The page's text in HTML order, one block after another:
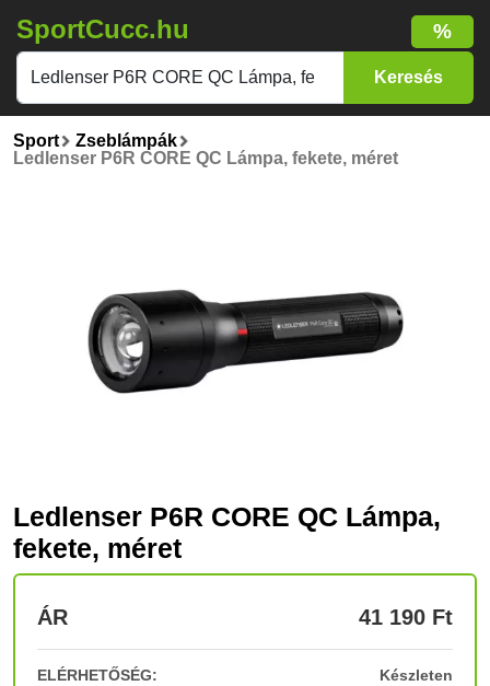
SportCucc.hu %
Sport
Zseblámpák
Ledlenser P6R CORE QC Lámpa, fekete, méret
Ledlenser P6R CORE QC Lámpa,
fekete, méret
ÁR 41 190 Ft
ELÉRHETŐSÉG:
Készleten